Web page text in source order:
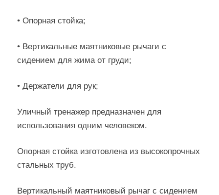
• Опорная стойка;
• Вертикальные маятниковые рычаги с
сидением для жима от груди;
• Держатели для рук;
Уличный тренажер предназначен для
использования одним человеком.
Опорная стойка изготовлена из высокопрочных
стальных труб.
Вертикальный маятниковый рычаг с сидением